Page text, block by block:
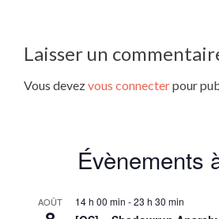
Laisser un
Vous devezvous connecterpour
Évènements
AOÛT 14 h 00 min -23 h 30 min